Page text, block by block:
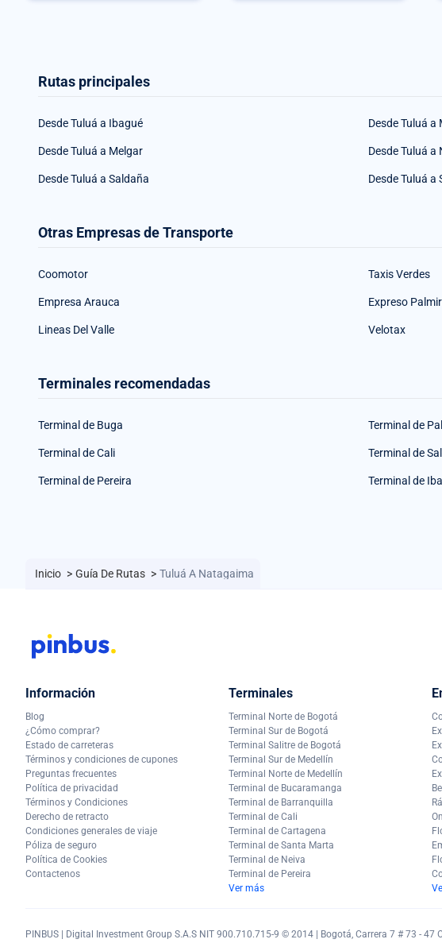
Rutas principales
Desde Tuluá a Ibagué Desde Tuluá a
Desde Tuluá a Melgar Desde Tuluá a
Desde Tuluá a Saldaña Desde Tuluá a
Otras Empresas de Transporte
Coomotor Taxis Verdes
Empresa Arauca Expreso
Lineas Del Valle Velotax
Terminales recomendadas
Terminal de Buga Terminal de
Terminal de Cali Terminal de
Terminal de Pereira Terminal de
Inicio > Guía De Rutas > Tuluá A Natagaima
Información
Blog
¿Cómo comprar?
Estado de carreteras
Términos y condiciones de cupones
Preguntas frecuentes
Política de privacidad
Términos y Condiciones
Derecho de retracto
Condiciones generales de viaje
Póliza de seguro
Política de Cookies
Contactenos
Terminales
Terminal Norte de Bogotá
Terminal Sur de Bogotá
Terminal Salitre de Bogotá
Terminal Sur de Medellín
Terminal Norte de Medellín
Terminal de Bucaramanga
Terminal de Barranquilla
Terminal de Cali
Terminal de Cartagena
Terminal de Santa Marta
Terminal de Neiva
Terminal de Pereira
Ver más
PINBUS | Digital Investment Group S.A.S NIT 900.710.715-9 © 2014 | Bogotá, Carrera 7 # 73 - 47